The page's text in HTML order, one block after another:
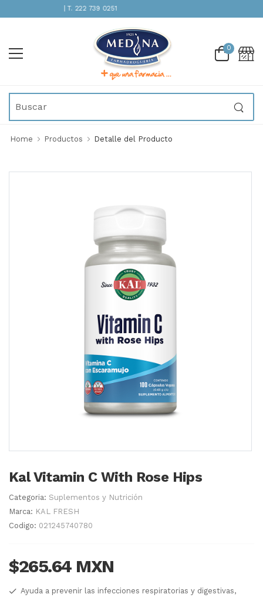
INMEDIATA | T. 222 739 0251
0
Home Productos Detalle del Producto
Kal Vitamin C With Rose Hips
Categoria: Suplementos y Nutrición
Marca: KAL FRESH
Codigo: 021245740780
$265.64 MXN
Ayuda a prevenir las infecciones respiratorias y digestivas,